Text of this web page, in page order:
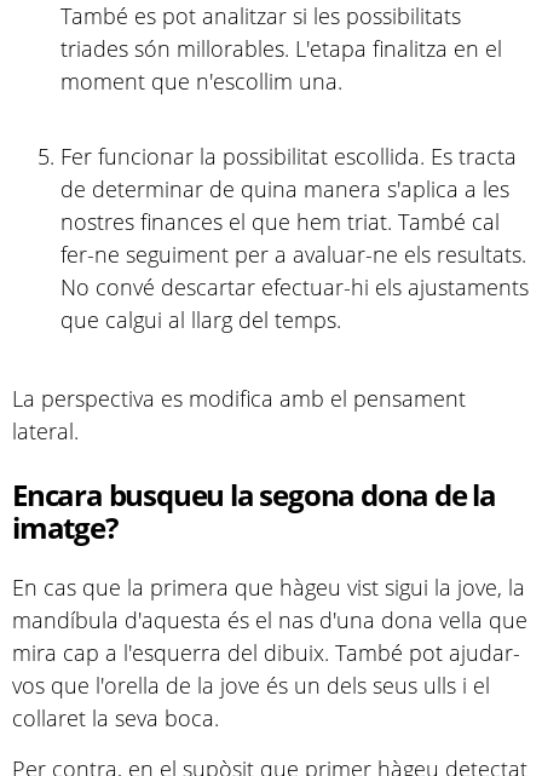
També es pot analitzar si les possibilitats
triades són millorables. L'etapa finalitza en el
moment que n'escollim una.
Fer funcionar la possibilitat escollida. Es tracta
de determinar de quina manera s'aplica a les
nostres finances el que hem triat. També cal
fer-ne seguiment per a avaluar-ne els resultats.
No convé descartar efectuar-hi els ajustaments
que calgui al llarg del temps.
La perspectiva es modifica amb el pensament
lateral.
Encara busqueu la segona dona de la
imatge?
En cas que la primera que hàgeu vist sigui la jove, la
mandíbula d'aquesta és el nas d'una dona vella que
mira cap a l'esquerra del dibuix. També pot ajudar-
vos que l'orella de la jove és un dels seus ulls i el
collaret la seva boca.
Per contra, en el supòsit que primer hàgeu detectat